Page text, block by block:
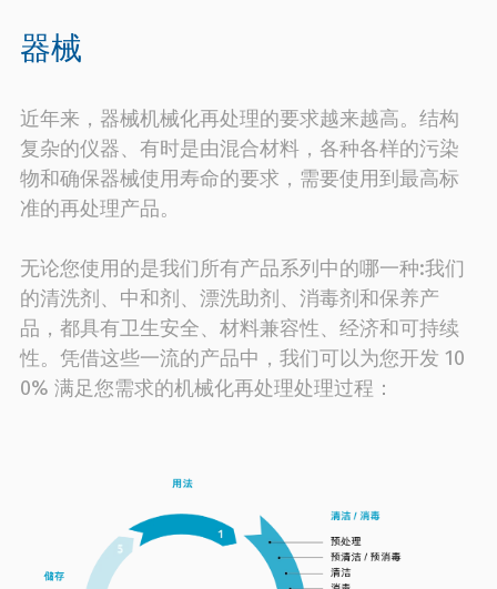
器械
近年来，器械机械化再处理的要求越来越高。结构
复杂的仪器、有时是由混合材料，各种各样的污染
物和确保器械使用寿命的要求，需要使用到最高标
准的再处理产品。
无论您使用的是我们所有产品系列中的哪一种:我们
的清洗剂、中和剂、漂洗助剂、消毒剂和保养产
品，都具有卫生安全、材料兼容性、经济和可持续
性。凭借这些一流的产品中，我们可以为您开发 10
0% 满足您需求的机械化再处理处理过程：